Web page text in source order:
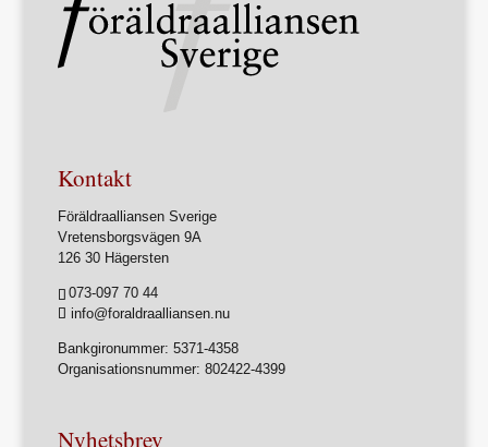
Kontakt
Föräldraalliansen Sverige
Vretensborgsvägen 9A
126 30 Hägersten
073-097 70 44
info@foraldraalliansen.nu
Bankgironummer: 5371-4358
Organisationsnummer: 802422-4399
Nyhetsbrev